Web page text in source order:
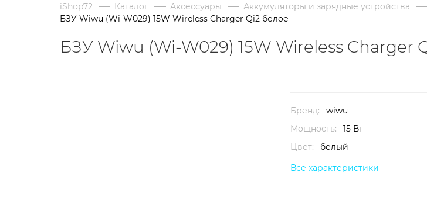
iShop72 Каталог Аксессуары Аккумуляторы и зарядные устройства
БЗУ Wiwu (Wi-W029) 15W Wireless Charger Qi2 белое
БЗУ Wiwu (Wi-W029) 15W Wireless Charger
Бренд:
wiwu
Мощность:
15 Вт
Цвет:
белый
Все характеристики